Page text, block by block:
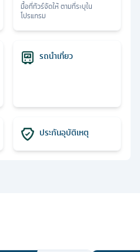
มื้อที่ทัวร์จัดให้ ตามที่ระบุใน
โปรแกรม
รถนำเที่ยว
ประกันอุบัติเหตุ